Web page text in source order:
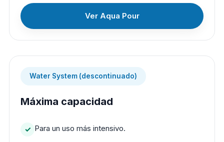
Ver Aqua Pour
Water System (descontinuado)
Máxima capacidad
Para un uso más intensivo.